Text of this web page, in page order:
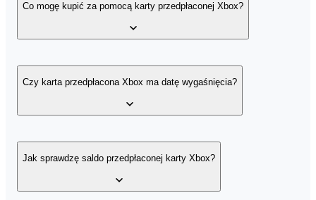
Co mogę kupić za pomocą karty przedpłaconej Xbox?
Za pomocą karty możesz kupić m.in.:
Subskrypcje dostępne na konsole Xbox i PC, w tym
Live Gold,Xbox Game PassiXbox Game Pass Ultimate
Gry, aplikacje i dodatki dostępne w sklepie Microsoft,
Akcesoria i urządzenia, takie jak konsole Xbox One i
Czy karta przedpłacona Xbox ma datę wygaśnięcia?
Karty nie mają daty wygaśnięcia. Możesz je wykorzystać w
dowolnej chwili!
Jak sprawdzę saldo przedpłaconej karty Xbox?